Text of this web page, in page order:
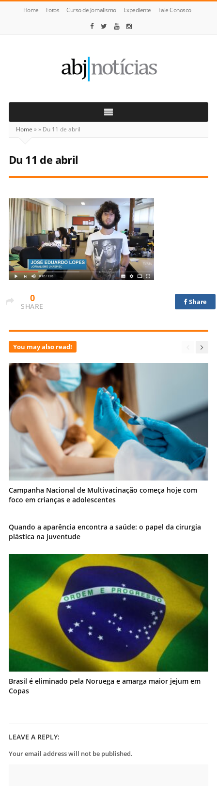
Home Fotos Curso de Jornalismo Expediente Fale Conosco
Notícias
Home »» Du 11 de abril
Du 11 de abril
0
SHARE
Share
You may also read!
Campanha Nacional de Multivacinação começa hoje com
foco em crianças e adolescentes
Quando a aparência encontra a saúde: o papel da cirurgia
plástica na juventude
Brasil é eliminado pela Noruega e amarga maior jejum em
Copas
LEAVE A REPLY:
Your email address will not be published.